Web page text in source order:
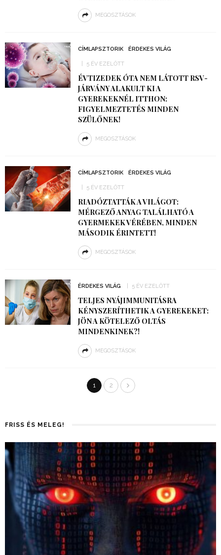
MEGOSZTÁSOK
CÍMLAPSZTORIK ÉRDEKES VILÁG
5 ÉV EZELŐTT
ÉVTIZEDEK ÓTA NEM LÁTOTT RSV-
JÁRVÁNY ALAKULT KI A
GYEREKEKNÉL ITTHON:
FIGYELMEZTETÉS MINDEN
SZÜLŐNEK!
MEGOSZTÁSOK
CÍMLAPSZTORIK ÉRDEKES VILÁG
5 ÉV EZELŐTT
RIADÓZTATTÁK A VILÁGOT:
MÉRGEZŐ ANYAG TALÁLHATÓ A
GYERMEKEK VÉRÉBEN, MINDEN
MÁSODIK ÉRINTETT!
MEGOSZTÁSOK
ÉRDEKES VILÁG 5 ÉV EZELŐTT
TELJES NYÁJIMMUNITÁSRA
KÉNYSZERÍTHETIK A GYEREKEKET:
JÖN A KÖTELEZŐ OLTÁS
MINDENKINEK?!
MEGOSZTÁSOK
1 2
FRISS ÉS MELEG!